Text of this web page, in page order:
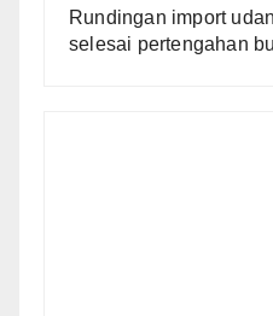
Rundingan import
selesai pertengahan